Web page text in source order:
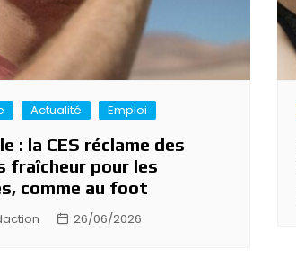
Actualité Emploi
: la CES réclame des
fraîcheur pour les
comme au foot
26/06/2026